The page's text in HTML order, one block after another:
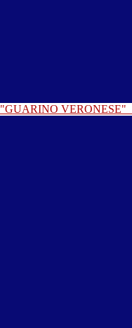
"GUARINO VERONESE"